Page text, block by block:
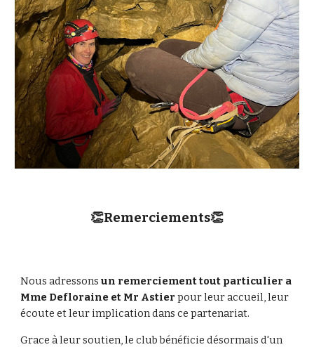
👏Remerciements👏
Nous adressons un remerciement tout particulier a
Mme Defloraine et Mr Astierpour leur accueil, leur
écoute et leur implication dans ce partenariat.
Grace à leur soutien, le club bénéficie désormais d'un